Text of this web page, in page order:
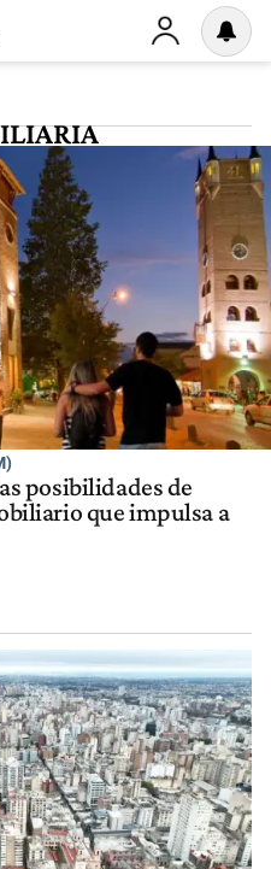
posibilidades de
que impulsa a